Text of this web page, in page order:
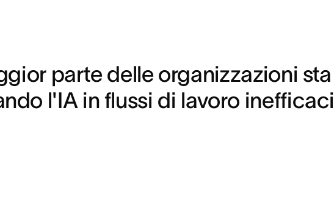
parte delle organizzazioni sta
l'IA in flussi di lavoro inefficaci